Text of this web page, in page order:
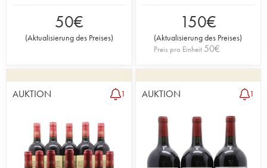
50€
(Aktualisierung des Preises)
150€
(Aktualisierung des Preises)
Preis pro Einheit 50€
AUKTION 1 AUKTION 1